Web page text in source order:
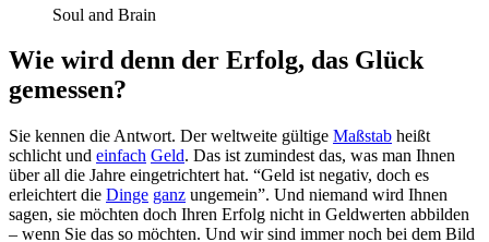
Soul and Brain
Wie wird denn der Erfolg, das Glück
gemessen?
Sie kennen die Antwort. Der weltweite gültige Maßstab heißt
schlicht und einfach Geld. Das ist zumindest das, was man Ihnen
über all die Jahre eingetrichtert hat. “Geld ist negativ, doch es
erleichtert die Dinge ganz ungemein”. Und niemand wird Ihnen
sagen, sie möchten doch Ihren Erfolg nicht in Geldwerten abbilden
– wenn Sie das so möchten. Und wir sind immer noch bei dem Bild